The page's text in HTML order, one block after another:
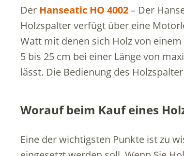
Der Hanseatic HO 4002– Der
Holzspalter verfügt über eine
Watt mit denen sich Holz von
5 bis 25 cm bei einer Länge von
lässt. Die Bedienung des
Worauf beim Kauf eines
Eine der wichtigsten Punkte ist zu